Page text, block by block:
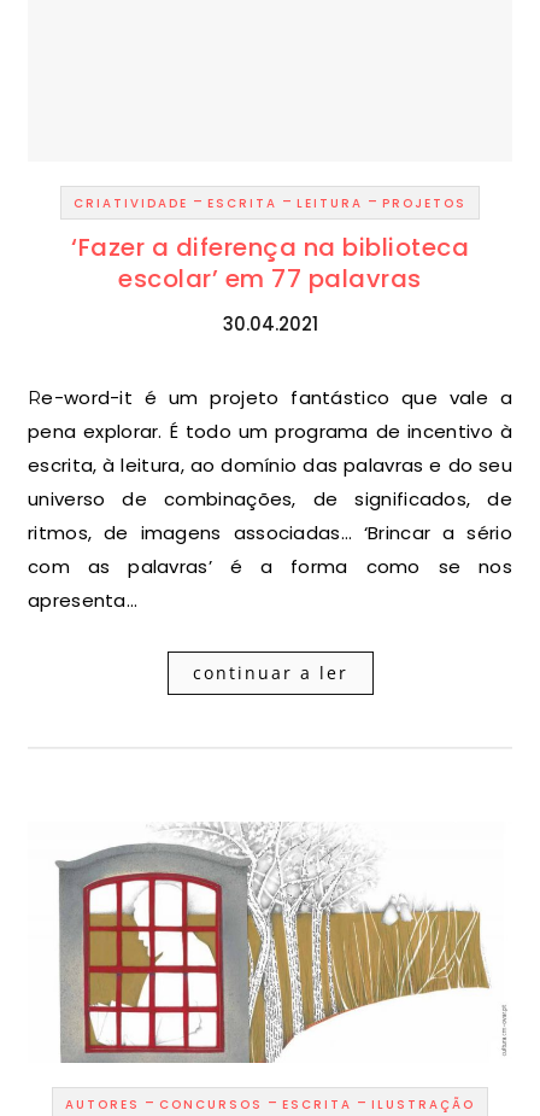
CRIATIVIDADE - ESCRITA - LEITURA - PROJETOS
‘Fazer a diferença na biblioteca
escolar’ em 77 palavras
30.04.2021
Re-word-it é um projeto fantástico que vale a
pena explorar. É todo um programa de incentivo à
escrita, à leitura, ao domínio das palavras e do seu
universo de combinações, de significados, de
ritmos, de imagens associadas… ‘Brincar a sério
com as palavras’ é a forma como se nos
apresenta…
continuar a ler
AUTORES - CONCURSOS - ESCRITA - ILUSTRAÇÃO